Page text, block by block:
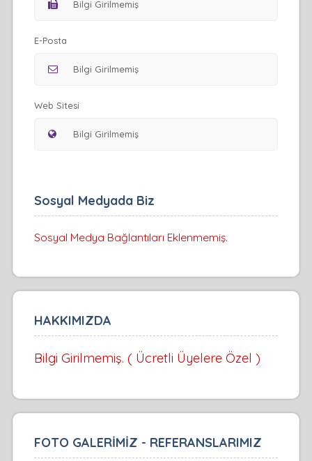
E-Posta
Web Sitesi
Sosyal Medyada Biz
Sosyal Medya Bağlantıları Eklenmemiş.
HAKKIMIZDA
Bilgi Girilmemiş. ( Ücretli Üyelere Özel )
FOTO GALERİMİZ - REFERANSLARIMIZ